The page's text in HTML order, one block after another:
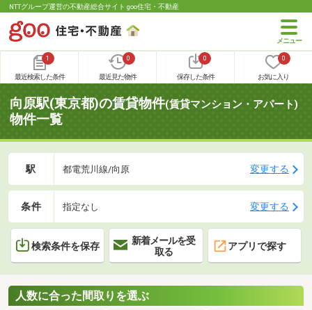
NTTグループ運営の不動産総合サイト goo住宅・不動産
1
最近検索した条件
0
最近見た物件
0
保存した条件
0
お気に入り
向原駅(東京都)の賃貸物件(賃貸マンション・アパート)
物件一覧
駅 都電荒川線/向原 変更する
条件 指定なし 変更する
検索条件を保存
新着メールを受
取る
アプリで探す
人数に合った間取りを選ぶ